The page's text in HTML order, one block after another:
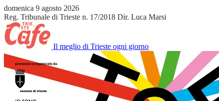
domenica 9 agosto 2026
Reg. Tribunale di Trieste n. 17/2018 Dir. Luca Marsi
Il meglio di Trieste ogni giorno